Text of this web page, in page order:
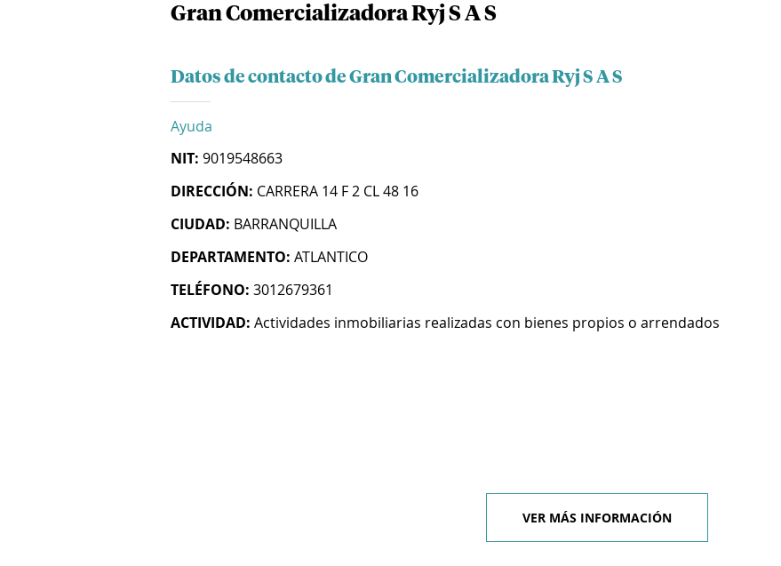
Gran Comercializadora Ryj S A S
Datos de contacto de Gran Comercializadora Ryj S A S
Ayuda
NIT: 9019548663
DIRECCIÓN: CARRERA 14 F 2 CL 48 16
CIUDAD: BARRANQUILLA
DEPARTAMENTO: ATLANTICO
TELÉFONO: 3012679361
ACTIVIDAD: Actividades inmobiliarias realizadas con bienes propios o arrendados
VER MÁS INFORMACIÓN